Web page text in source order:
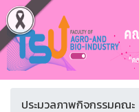
ประมวลภาพกิจกรรมคณะ